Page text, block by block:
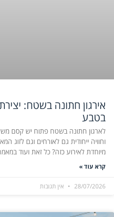
אירגון חתונה בשטח:
בטבע
לארגון חתונה בשטח פתוח יש קסם
וחוויה ייחודית גם לאורחים וגם לזוג
מיוחדת לאירוע כזה? כל זאת ועוד
קרא עוד »
28/07/2026 אין תגובות